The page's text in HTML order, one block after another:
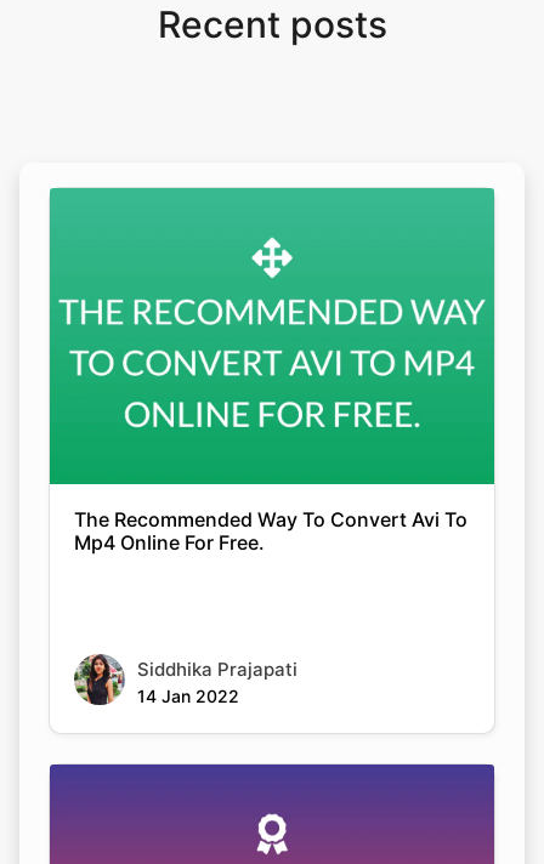
Recent posts
The Recommended Way To Convert Avi To
Mp4 Online For Free.
Siddhika Prajapati
14 Jan 2022